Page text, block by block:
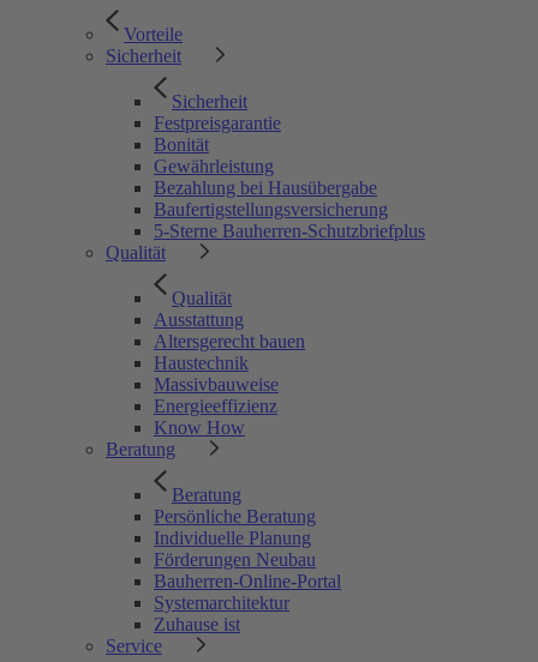
Vorteile
Sicherheit
Sicherheit
Festpreisgarantie
Bonität
Gewährleistung
Bezahlung bei Hausübergabe
Baufertigstellungsversicherung
5-Sterne Bauherren-Schutzbriefplus
Qualität
Qualität
Ausstattung
Altersgerecht bauen
Haustechnik
Massivbauweise
Energieeffizienz
Know How
Beratung
Beratung
Persönliche Beratung
Individuelle Planung
Förderungen Neubau
Bauherren-Online-Portal
Systemarchitektur
Zuhause ist
Service